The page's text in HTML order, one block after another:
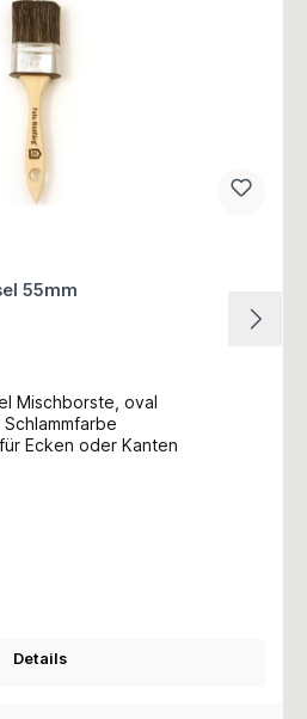
55mm
Mischborste, oval
Ecken oder Kanten
Details